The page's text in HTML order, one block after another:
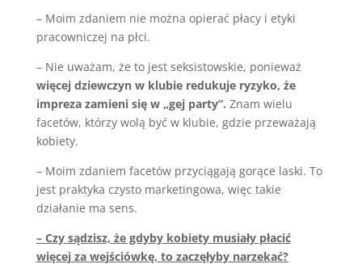
– Moim zdaniem nie można opierać płacy i etyki
pracowniczej na płci.
– Nie uważam, że to jest seksistowskie, ponieważ
więcej dziewczyn w klubie redukuje ryzyko, że
impreza zamieni się w „gej party”. Znam wielu
facetów, którzy wolą być w klubie, gdzie przeważają
kobiety.
– Moim zdaniem facetów przyciągają gorące laski. To
jest praktyka czysto marketingowa, więc takie
działanie ma sens.
– Czy sądzisz, że gdyby kobiety musiały płacić
więcej za wejściówkę, to zaczęłyby narzekać?